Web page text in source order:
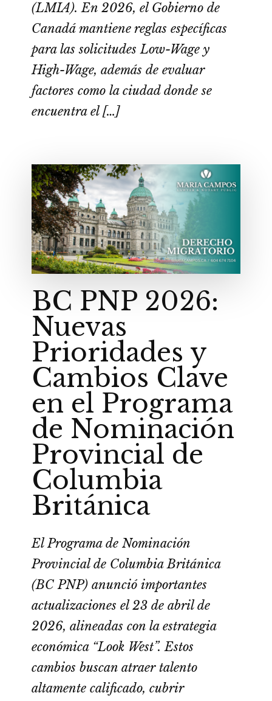
(LMIA). En 2026, el Gobierno de
Canadá mantiene reglas específicas
para las solicitudes Low-Wage y
High-Wage, además de evaluar
factores como la ciudad donde se
encuentra el […]
BC PNP 2026:
Nuevas
Prioridades y
Cambios Clave
en el Programa
de Nominación
Provincial de
Columbia
Británica
El Programa de Nominación
Provincial de Columbia Británica
(BC PNP) anunció importantes
actualizaciones el 23 de abril de
2026, alineadas con la estrategia
económica “Look West”. Estos
cambios buscan atraer talento
altamente calificado, cubrir